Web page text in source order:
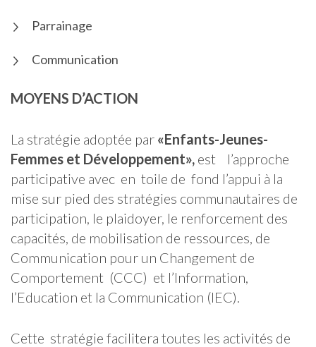
Parrainage
Communication
MOYENS D’ACTION
La stratégie adoptée par «Enfants-Jeunes-
Femmes et Développement», est l’approche
participative avec en toile de fond l’appui à la
mise sur pied des stratégies communautaires de
participation, le plaidoyer, le renforcement des
capacités, de mobilisation de ressources, de
Communication pour un Changement de
Comportement (CCC) et l’Information,
l’Education et la Communication (IEC).
Cette stratégie facilitera toutes les activités de